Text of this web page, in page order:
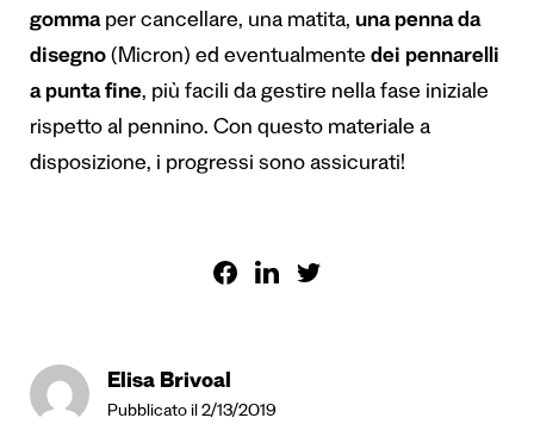
gommaper cancellare, una matita, una penna da
disegno (Micron) ed eventualmente dei pennarelli
a punta fine, più facili da gestire nella fase iniziale
rispetto al pennino. Con questo materiale a
disposizione, i progressi sono assicurati!
Elisa Brivoal
Pubblicato il 2/13/2019